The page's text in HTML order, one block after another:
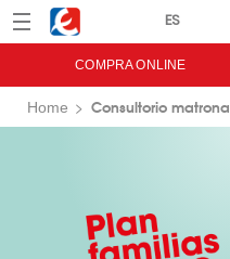
Menú Eroski
COMPRA ONLINE
Home Consultorio matrona